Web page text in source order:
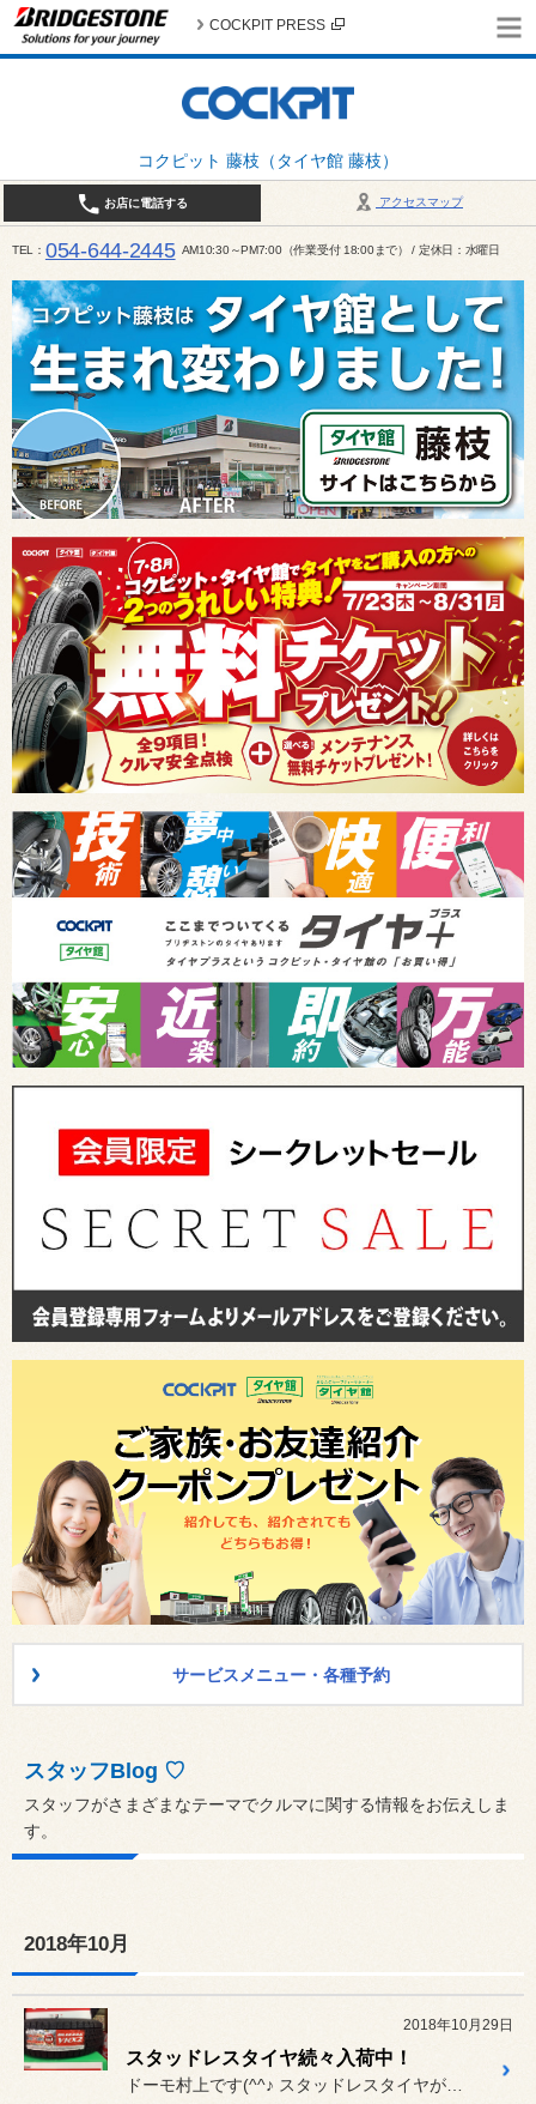
コクピット 藤枝（タイヤ館 藤枝）
COCKPIT PRESS
アクセスマップ
お店に電話する
TEL 054-644-2445 AM10:30～PM7:00（作業受付 18:00まで） / 定休日：水曜日
サービスメニュー・各種予約
スタッフBlog ♡
スタッフがさまざまなテーマでクルマに関する情報をお伝えしま
す。
2018年10月
2018年10月29日
スタッドレスタイヤ続々入荷中！